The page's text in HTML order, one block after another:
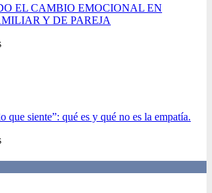
EL CAMBIO EMOCIONAL EN
Y DE PAREJA
que siente”: qué es y qué no es la empatía.